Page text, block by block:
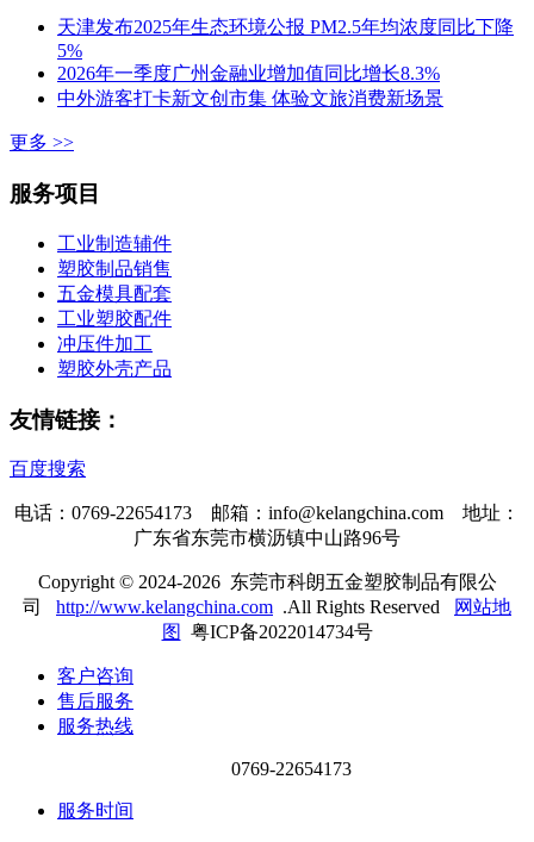
天津发布2025年生态环境公报 PM2.5年均浓度同比下降
5%
2026年一季度广州金融业增加值同比增长8.3%
中外游客打卡新文创市集 体验文旅消费新场景
更多 >>
服务项目
工业制造辅件
塑胶制品销售
五金模具配套
工业塑胶配件
冲压件加工
塑胶外壳产品
友情链接：
百度搜索
电话：0769-22654173 邮箱：info@kelangchina.com 地址：
广东省东莞市横沥镇中山路96号
Copyright © 2024-2026 东莞市科朗五金塑胶制品有限公
司 http://www.kelangchina.com .All Rights Reserved
网站地
图 粤ICP备2022014734号
客户咨询
售后服务
服务热线
0769-22654173
服务时间